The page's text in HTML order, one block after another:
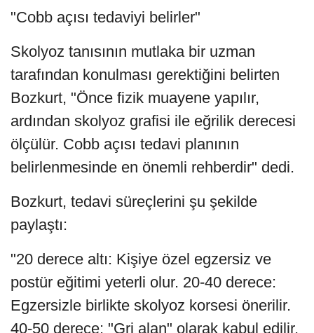
"Cobb açısı tedaviyi belirler"
Skolyoz tanısının mutlaka bir uzman
tarafından konulması gerektiğini belirten
Bozkurt, "Önce fizik muayene yapılır,
ardından skolyoz grafisi ile eğrilik derecesi
ölçülür. Cobb açısı tedavi planının
belirlenmesinde en önemli rehberdir" dedi.
Bozkurt, tedavi süreçlerini şu şekilde
paylaştı:
"20 derece altı: Kişiye özel egzersiz ve
postür eğitimi yeterli olur. 20-40 derece:
Egzersizle birlikte skolyoz korsesi önerilir.
40-50 derece: "Gri alan" olarak kabul edilir,